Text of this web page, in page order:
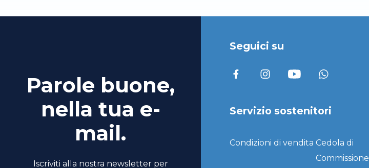
Parole buone,
nella tua e-
mail.
Iscriviti alla nostra newsletter per
Seguici su
Servizio sostenitori
Condizioni di vendita Cedola di
Commissione